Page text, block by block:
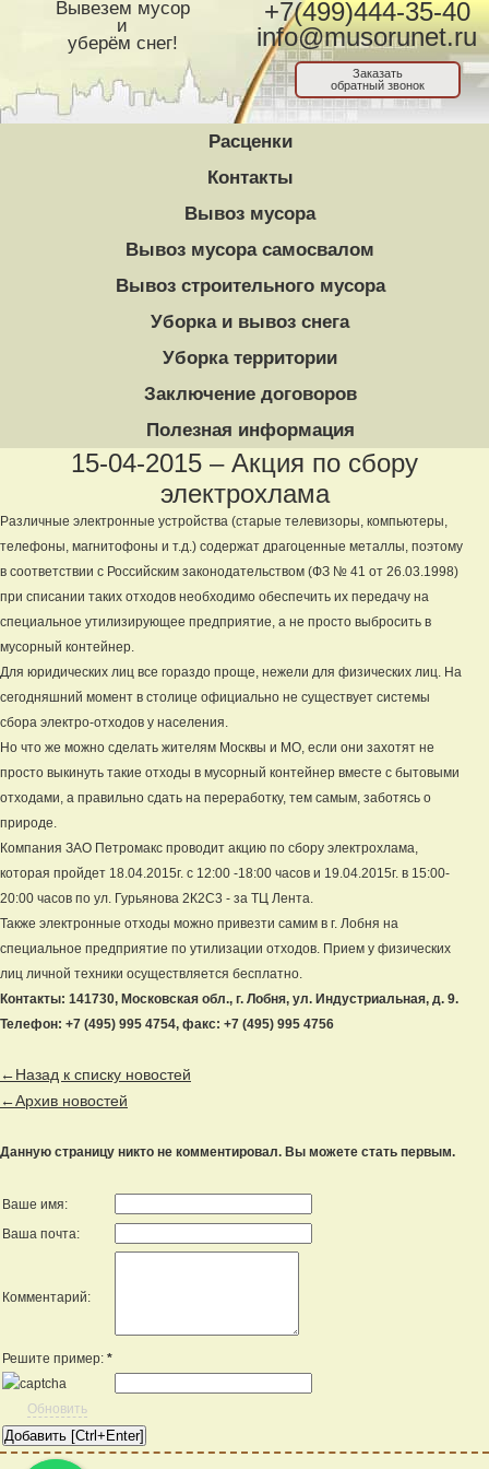
Вывезем мусор
и
уберём снег!
+7(499)444-35-40
info@musorunet.ru
Заказать
обратный звонок
Расценки
Контакты
Вывоз мусора
Вывоз мусора самосвалом
Вывоз строительного мусора
Уборка и вывоз снега
Уборка территории
Заключение договоров
Полезная информация
15-04-2015 – Акция по сбору
электрохлама
Различные электронные устройства (старые телевизоры, компьютеры,
телефоны, магнитофоны и т.д.) содержат драгоценные металлы, поэтому
в соответствии с Российским законодательством (ФЗ № 41 от 26.03.1998)
при списании таких отходов необходимо обеспечить их передачу на
специальное утилизирующее предприятие, а не просто выбросить в
мусорный контейнер.
Для юридических лиц все гораздо проще, нежели для физических лиц. На
сегодняшний момент в столице официально не существует системы
сбора электро-отходов у населения.
Но что же можно сделать жителям Москвы и МО, если они захотят не
просто выкинуть такие отходы в мусорный контейнер вместе с бытовыми
отходами, а правильно сдать на переработку, тем самым, заботясь о
природе.
Компания ЗАО Петромакс проводит акцию по сбору электрохлама,
которая пройдет 18.04.2015г. с 12:00 -18:00 часов и 19.04.2015г. в 15:00-
20:00 часов по ул. Гурьянова 2К2С3 - за ТЦ Лента.
Также электронные отходы можно привезти самим в г. Лобня на
специальное предприятие по утилизации отходов. Прием у физических
лиц личной техники осуществляется бесплатно.
Контакты: 141730, Московская обл., г. Лобня, ул. Индустриальная, д. 9.
Телефон: +7 (495) 995 4754, факс: +7 (495) 995 4756
←Назад к списку новостей
←Архив новостей
Данную страницу никто не комментировал. Вы можете стать первым.
Ваше имя:
Ваша почта:
Комментарий:
Решите пример: *
Обновить